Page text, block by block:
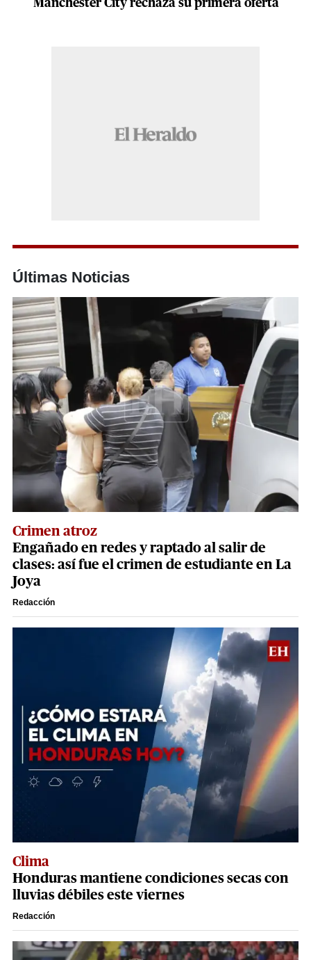
Manchester City rechaza su primera oferta
Últimas Noticias
Crimen atroz
Engañado en redes y raptado al salir de
clases: así fue el crimen de estudiante en La
Joya
Redacción
Clima
Honduras mantiene condiciones secas con
lluvias débiles este viernes
Redacción